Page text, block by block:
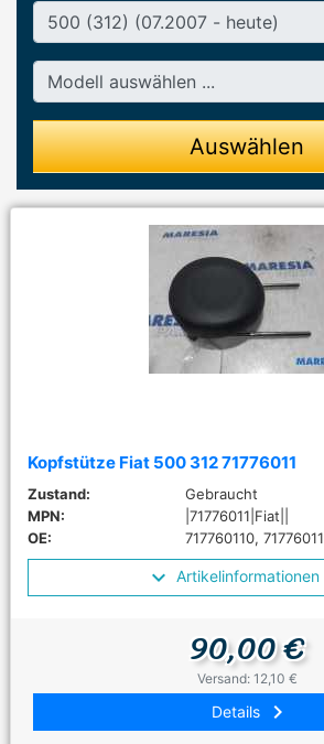
Baureihe
Modell
Auswählen
Kopfstütze Fiat 500 312 71776011
Zustand:
Gebraucht
MPN:
|71776011|Fiat||
OE:
717760110, 71776011
Artikelinformationen
90,00 €
Versand: 12,10 €
Details keyboard_arrow_right